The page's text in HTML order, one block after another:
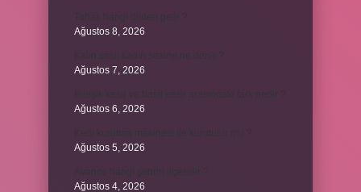
Tabak hangi dilden gelir ?
Ağustos 8, 2026
Ağustos 7, 2026
Ağustos 6, 2026
Ağustos 5, 2026
Ağustos 4, 2026